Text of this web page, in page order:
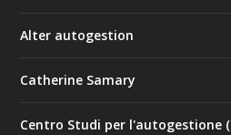
Alter autogestion
Catherine Samary
Centro Studi per l'autogestione